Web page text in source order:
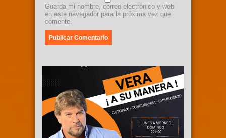
Guarda mi nombre, correo electrónico y web
en este navegador para la próxima vez que
comente.